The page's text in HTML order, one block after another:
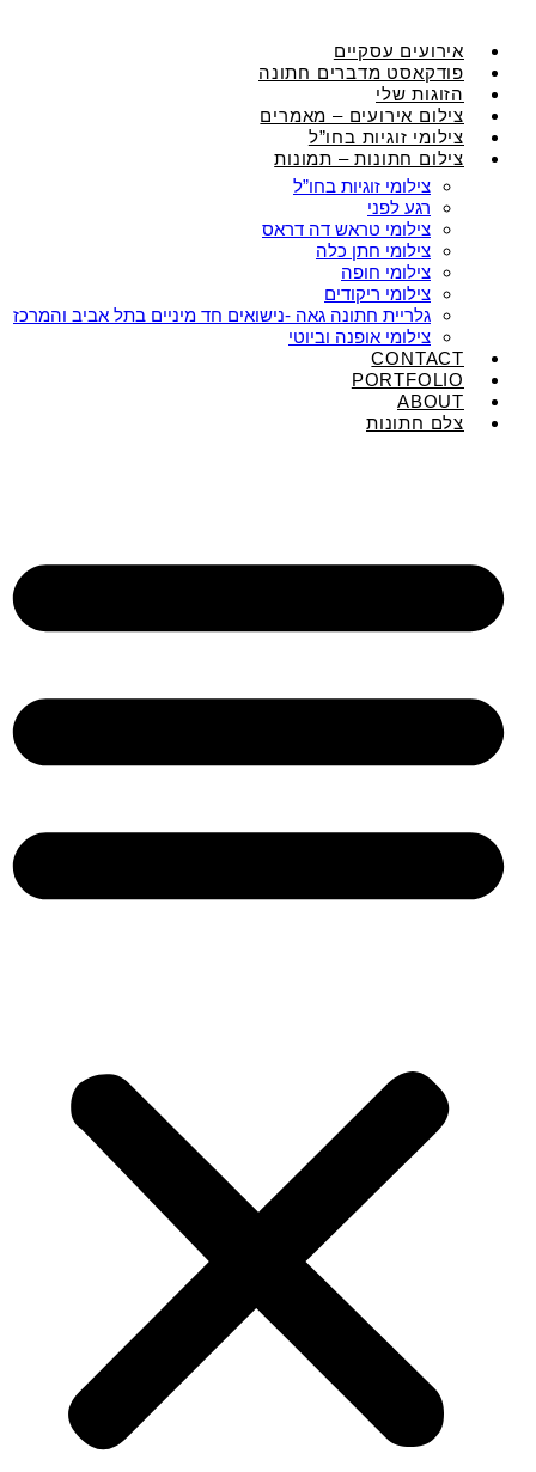
אירועים עסקיים
פודקאסט מדברים חתונה
הזוגות שלי
צילום אירועים – מאמרים
צילומי זוגיות בחו”ל
צילום חתונות – תמונות
צילומי זוגיות בחו”ל
רגע לפני
צילומי טראש דה דראס
צילומי חתן כלה
צילומי חופה
צילומי ריקודים
גלריית חתונה גאה -נישואים חד מיניים בתל אביב והמרכז
צילומי אופנה וביוטי
CONTACT
PORTFOLIO
ABOUT
צלם חתונות